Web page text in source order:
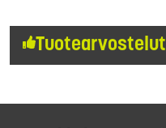
Tuotearvostelut